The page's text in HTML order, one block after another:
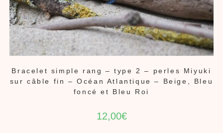
Bracelet simple rang – type 2 – perles Miyuki
sur câble fin – Océan Atlantique – Beige, Bleu
foncé et Bleu Roi
12,00€